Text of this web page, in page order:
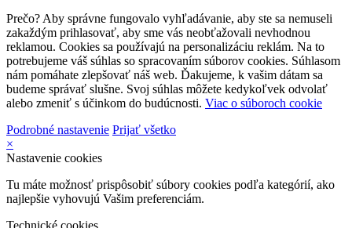
Prečo? Aby správne fungovalo vyhľadávanie, aby ste sa nemuseli
zakaždým prihlasovať, aby sme vás neobťažovali nevhodnou
reklamou. Cookies sa používajú na personalizáciu reklám. Na to
potrebujeme váš súhlas so spracovaním súborov cookies. Súhlasom
nám pomáhate zlepšovať náš web. Ďakujeme, k vašim dátam sa
budeme správať slušne. Svoj súhlas môžete kedykoľvek odvolať
alebo zmeniť s účinkom do budúcnosti. Viac o súboroch cookie
Podrobné nastavenie Prijať všetko
×
Nastavenie cookies
Tu máte možnosť prispôsobiť súbory cookies podľa kategórií, ako
najlepšie vyhovujú Vašim preferenciám.